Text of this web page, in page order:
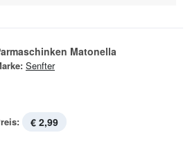
Matonella
Senfter
€ 2,99